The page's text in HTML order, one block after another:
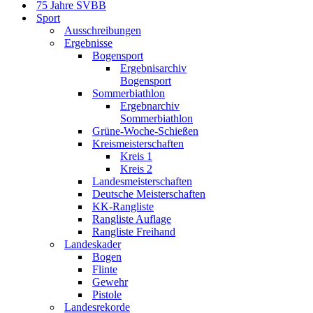
75 Jahre SVBB
Sport
Ausschreibungen
Ergebnisse
Bogensport
Ergebnisarchiv
Bogensport
Sommerbiathlon
Ergebnarchiv
Sommerbiathlon
Grüne-Woche-Schießen
Kreismeisterschaften
Kreis 1
Kreis 2
Landesmeisterschaften
Deutsche Meisterschaften
KK-Rangliste
Rangliste Auflage
Rangliste Freihand
Landeskader
Bogen
Flinte
Gewehr
Pistole
Landesrekorde